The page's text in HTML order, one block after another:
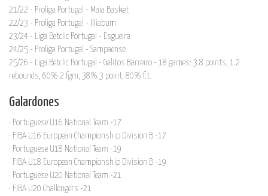
21/22 - Proliga Portugal - Maia Basket
22/23 - Proliga Portugal - Illiabum
23/24 - Liga Betclic Portugal - Esgueira
24/25 - Proliga Portugal - Sampaense
25/26 - Liga Betclic Portugal - Galitos Barreiro - 18 games: 3.8 points, 1.2
rebounds, 60% 2 fgm, 38% 3 point, 80% f.t.
Galardones
· Portuguese U16 National Team -17
· FIBA U16 European Championship Division B -17
· Portuguese U18 National Team -19
· FIBA U18 European Championship Division B -19
· Portuguese U20 National Team -21
· FIBA U20 Challengers -21